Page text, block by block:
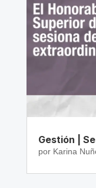
Gestión |
por Karina